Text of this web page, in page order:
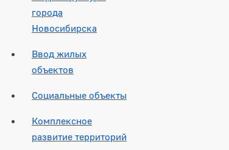
города
Новосибирска
Ввод жилых
объектов
Социальные объекты
Комплексное
развитие территорий